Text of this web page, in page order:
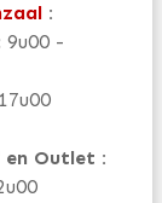
:
9u00 -
en Outlet :